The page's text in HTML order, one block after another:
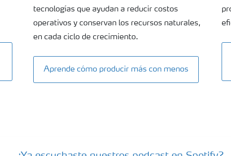
tecnologías que ayudan a reducir costos
operativos y conservan los recursos naturales,
en cada ciclo de crecimiento.
Aprende cómo producir más con menos